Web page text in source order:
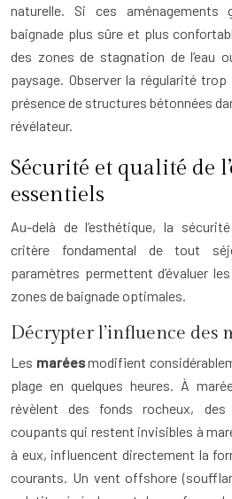
naturelle. Si ces aménagements
baignade plus sûre et plus
des zones de stagnation de l’eau
paysage. Observer la régularité
présence de structures bétonnées
révélateur.
Sécurité et qualité de
essentiels
Au-delà de l’esthétique, la
critère fondamental de tout
paramètres permettent d’évaluer
zones de baignade optimales.
Décrypter l’influence des
Les maréesmodifient
plage en quelques heures. À
révèlent des fonds rocheux,
coupants qui restent invisibles à
à eux, influencent directement la
courants. Un vent offshore